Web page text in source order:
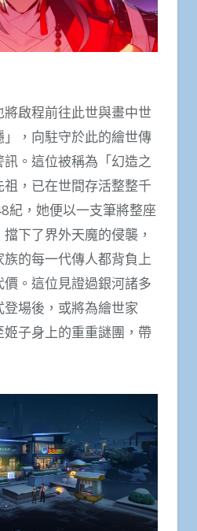
啟程前往此世與畫中世
，向駐守於此的繪世傳
。這位被稱為「幻造之
，已在世間存活整整千
紀，她便以一支筆將整座
下了界外天魔的侵襲，
的每一代傳人都背負上
。這位見證過銀河諸多
場後，或將為繪世家
子身上的重重謎團，帶